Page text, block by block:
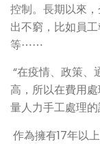
控制。長期以來
出不窮，比如員
等⋯⋯
“在疫情、政策、
高，所以在費用
量人力手工處理
作為擁有17年以